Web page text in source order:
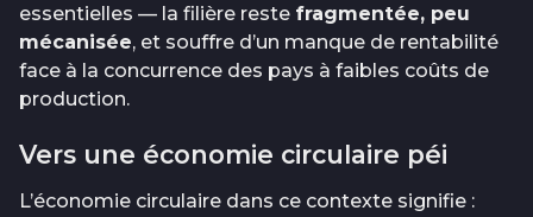
essentielles — la filière reste fragmentée, peu
mécanisée, et souffre d’un manque de rentabilité
face à la concurrence des pays à faibles coûts de
production.
Vers une économie circulaire péi
L’économie circulaire dans ce contexte signifie :